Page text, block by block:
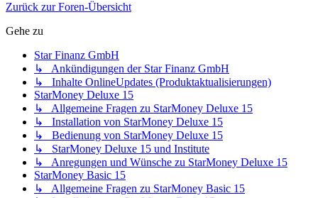
Zurück zur Foren-Übersicht
Gehe zu
Star Finanz GmbH
↳ Ankündigungen der Star Finanz GmbH
↳ Inhalte OnlineUpdates (Produktaktualisierungen)
StarMoney Deluxe 15
↳ Allgemeine Fragen zu StarMoney Deluxe 15
↳ Installation von StarMoney Deluxe 15
↳ Bedienung von StarMoney Deluxe 15
↳ StarMoney Deluxe 15 und Institute
↳ Anregungen und Wünsche zu StarMoney Deluxe 15
StarMoney Basic 15
↳ Allgemeine Fragen zu StarMoney Basic 15